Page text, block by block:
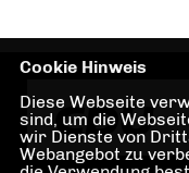
Cookie Hinweis
Diese Webseite
sind, um die
wir Dienste von
Webangebot zu